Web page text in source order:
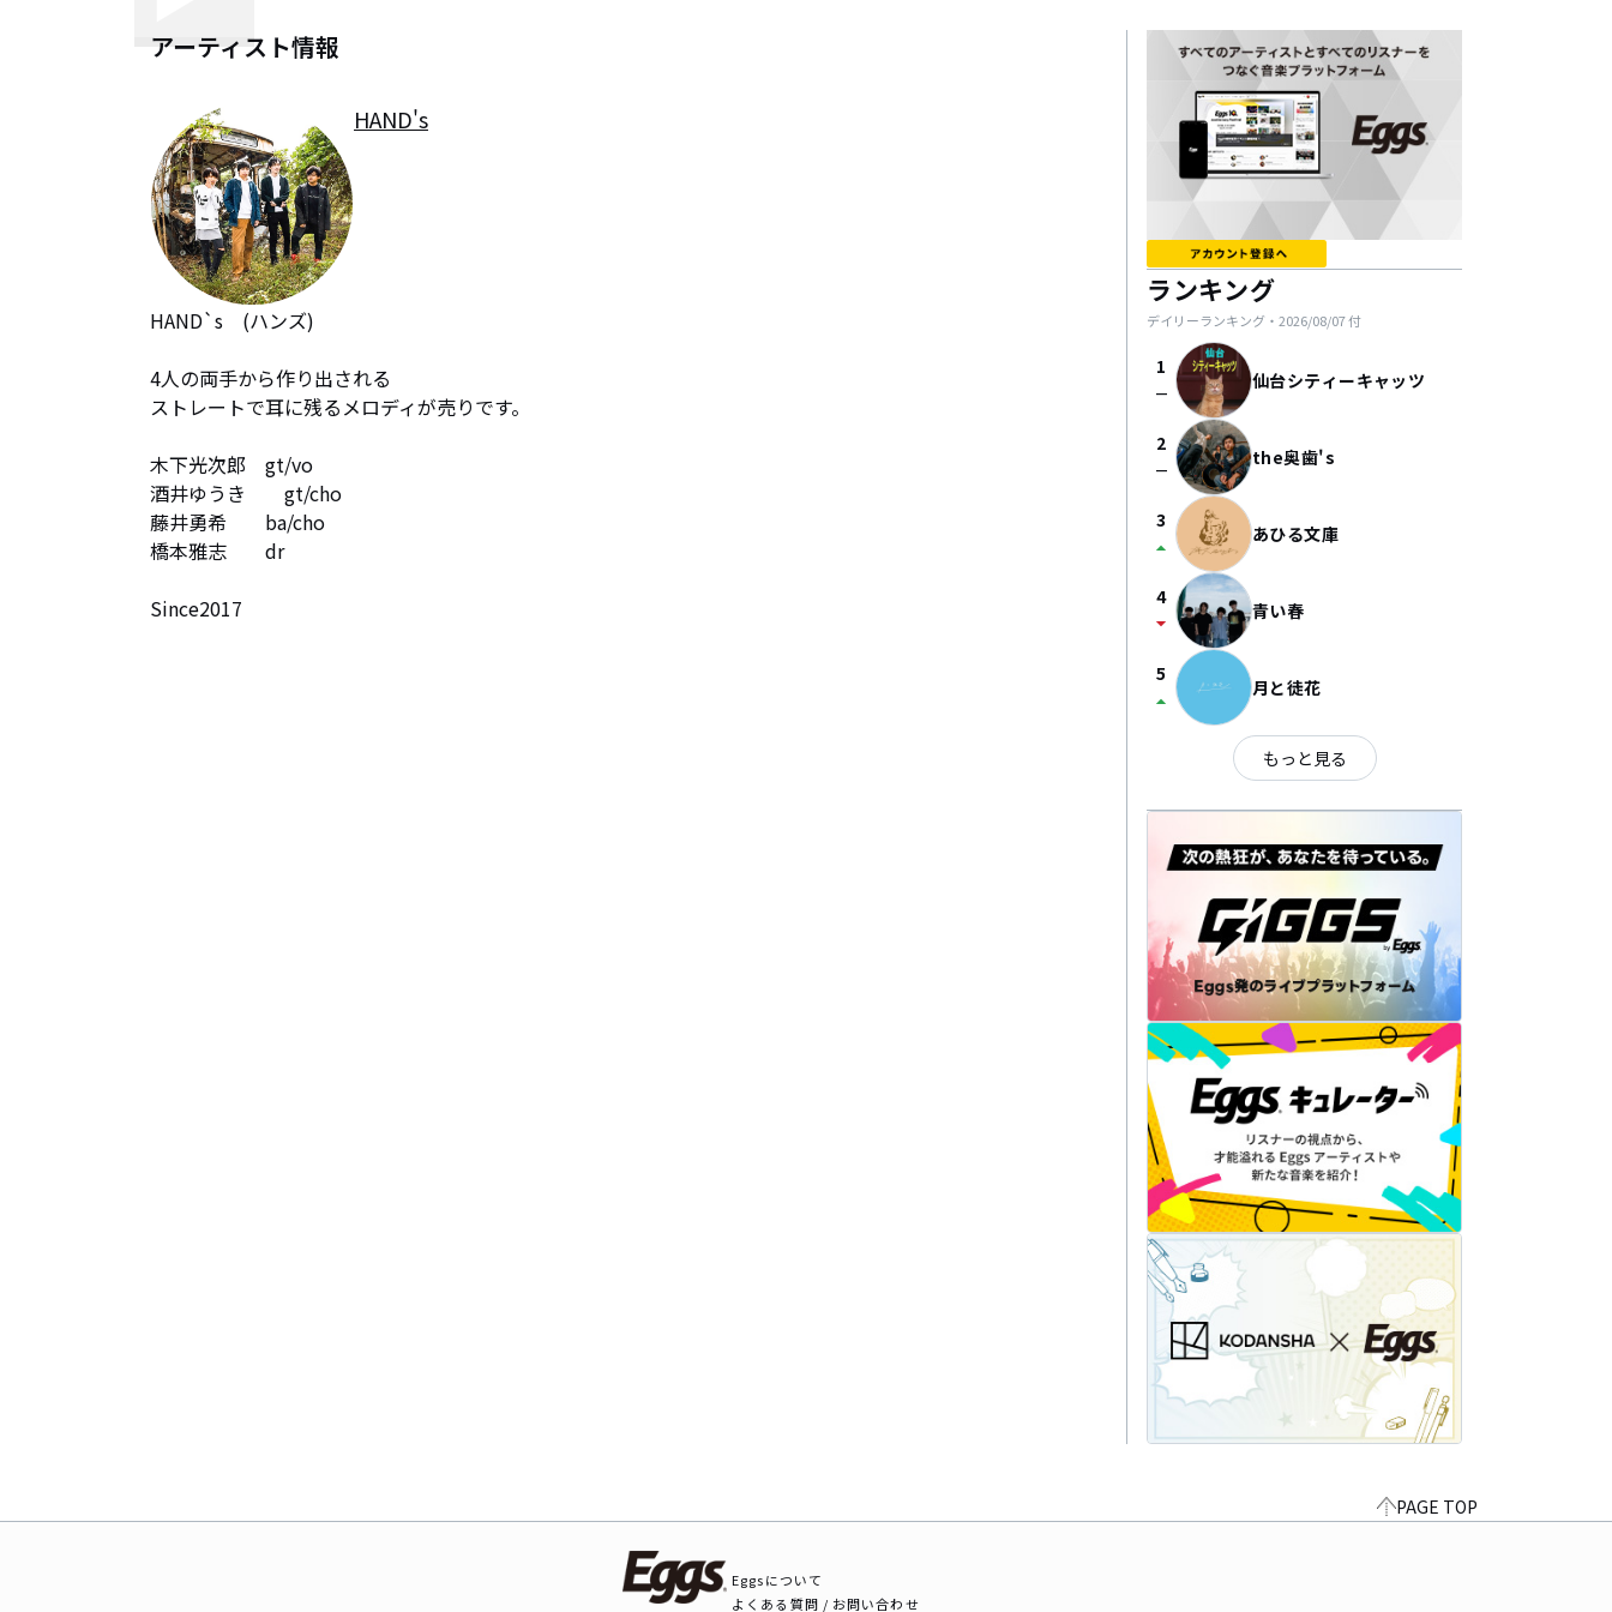
アーティスト情報
HAND's
HAND`s　(ハンズ)
4人の両手から作り出される
ストレートで耳に残るメロディが売りです。
木下光次郎　gt/vo
酒井ゆうき　    gt/cho
藤井勇希　    ba/cho
橋本雅志　    dr
Since2017
ランキング
デイリーランキング・ 2026/08/07付
1
check_indeterminate_small 仙台シティーキャッツ
2
check_indeterminate_small the奥歯's
3
arrow_drop_up あひる文庫
4
arrow_drop_down 青い春
5
arrow_drop_up 月と徒花
もっと見る
PAGE TOP
Eggsについて
よくある質問 / お問い合わせ